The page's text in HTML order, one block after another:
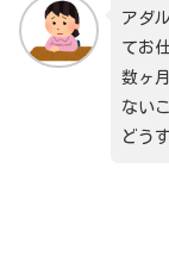
アダ
てお
数ヶ
ない
どう